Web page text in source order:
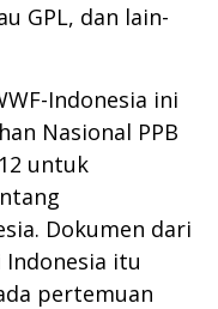
GPL, dan lain-
Indonesia ini
Nasional PPB
untuk
Dokumen dari
itu
pertemuan